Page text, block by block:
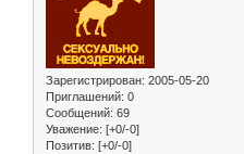
Зарегистрирован: 2005-05-20
Приглашений: 0
Сообщений: 69
Уважение: [+0/-0]
Позитив: [+0/-0]